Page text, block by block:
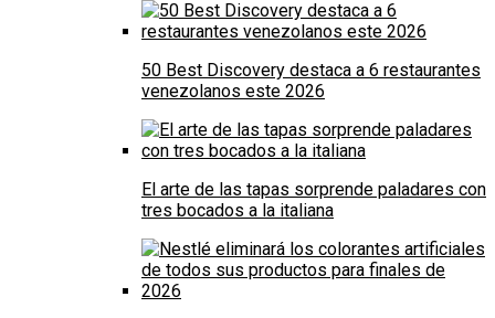
50 Best Discovery destaca a 6 restaurantes
venezolanos este 2026
El arte de las tapas sorprende paladares con
tres bocados a la italiana